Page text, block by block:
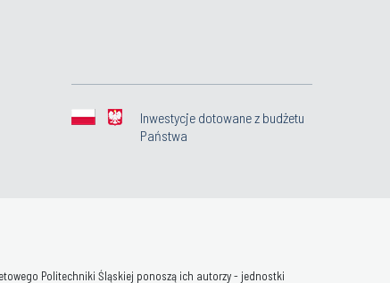
Inwestycje dotowane z budżetu
Państwa
Politechniki Śląskiej ponoszą ich autorzy - jednostki